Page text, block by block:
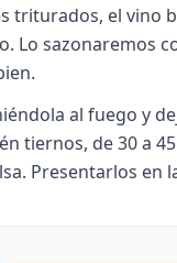
triturados, el vino
Lo sazonaremos
al fuego y
tiernos, de 30 a
Presentarlos en